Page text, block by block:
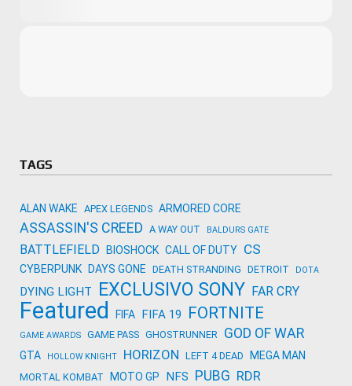
TAGS
ALAN WAKE APEX LEGENDS ARMORED CORE
ASSASSIN'S CREED A WAY OUT BALDURS GATE
BATTLEFIELD BIOSHOCK CALL OF DUTY CS
CYBERPUNK DAYS GONE DEATH STRANDING DETROIT DOTA
DYING LIGHT EXCLUSIVO SONY FAR CRY
Featured FIFA FIFA 19 FORTNITE
GAME AWARDS GAME PASS GHOSTRUNNER GOD OF WAR
GTA HOLLOW KNIGHT HORIZON LEFT 4 DEAD MEGA MAN
MORTAL KOMBAT MOTO GP NFS PUBG RDR